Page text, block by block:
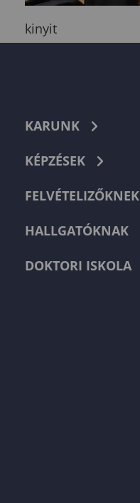
kinyit
KARUNK
KÉPZÉSEK
FELVÉTELIZŐKNEK
HALLGATÓKNAK
DOKTORI ISKOLA